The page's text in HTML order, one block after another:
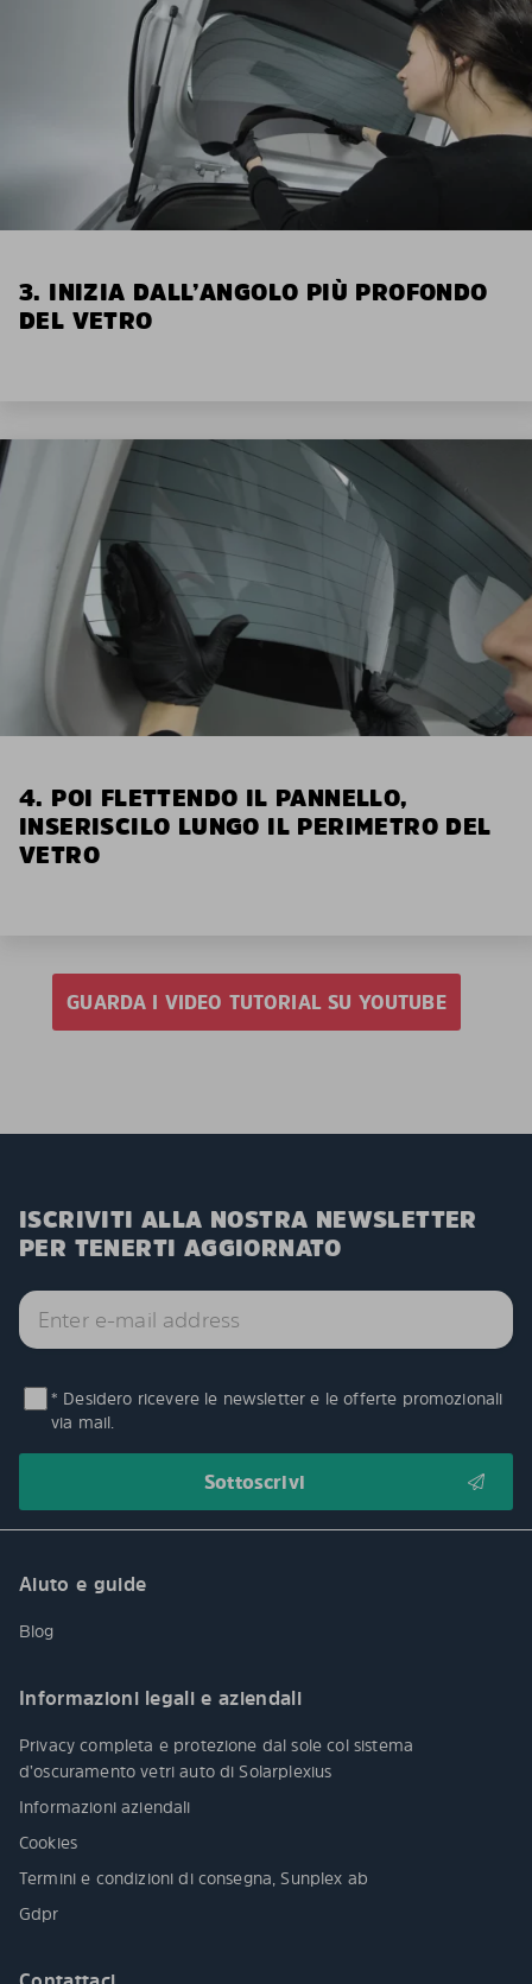
3. INIZIA DALL’ANGOLO PIÙ PROFONDO
DEL VETRO
4. POI FLETTENDO IL PANNELLO,
INSERISCILO LUNGO IL PERIMETRO DEL
VETRO
GUARDA I VIDEO TUTORIAL SU YOUTUBE
ISCRIVITI ALLA NOSTRA NEWSLETTER
PER TENERTI AGGIORNATO
* Desidero ricevere le newsletter e le offerte promozionali
via mail.
Aiuto e guide
Blog
Informazioni legali e aziendali
Privacy completa e protezione dal sole col sistema
d’oscuramento vetri auto di Solarplexius
Informazioni aziendali
Cookies
Termini e condizioni di consegna, Sunplex ab
Gdpr